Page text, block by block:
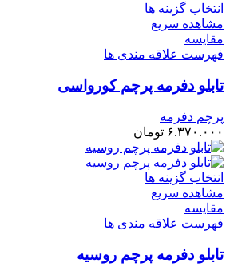
انتخاب گزینه ها
مشاهده سریع
مقایسه
فهرست علاقه مندی ها
تابلو دفرمه پرچم کورواسی
پرچم دفرمه
۶.۳۷۰.۰۰۰ تومان
انتخاب گزینه ها
مشاهده سریع
مقایسه
فهرست علاقه مندی ها
تابلو دفرمه پرچم روسیه